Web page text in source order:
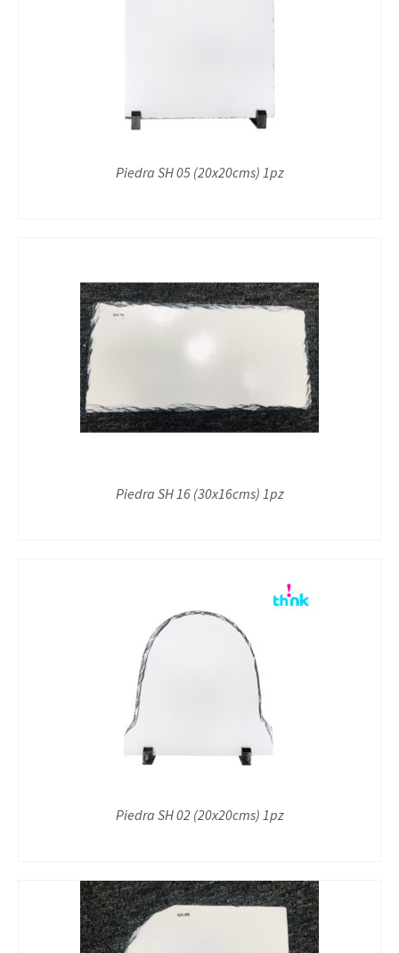
Piedra SH 05 (20x20cms) 1pz
Piedra SH 16 (30x16cms) 1pz
Piedra SH 02 (20x20cms) 1pz